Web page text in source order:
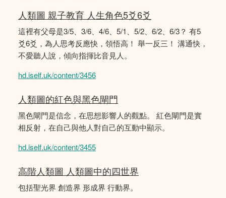
人類圖 親子教育 人生角色5爻6爻
這裡有父母是3/5、3/6、4/6、5/1、5/2、6/2、6/3？ 有5
爻6爻，為人思考反應快，領悟高！ 舉一反三！ 溝通快，
不愛聽人說，傾向指揮比音見人。
hd.iself.uk/content/3456
人類圖的紅色與黑色閘門
黑色閘門是信念，在思想影響人的觀點。 紅色閘門是實
相反射，在自己與他人對自己的互動中顯示。
hd.iself.uk/content/3455
高階人類圖 人類圖中的四世界
包括聖光界 創造界 形成界 行動界。